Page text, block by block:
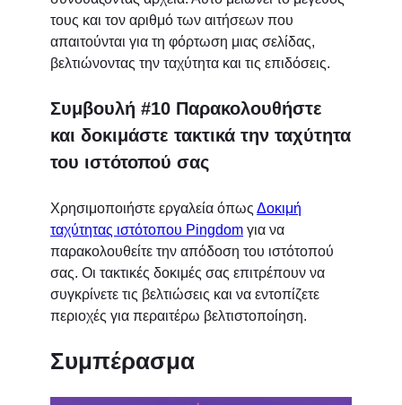
τους και τον αριθμό των αιτήσεων που
απαιτούνται για τη φόρτωση μιας σελίδας,
βελτιώνοντας την ταχύτητα και τις επιδόσεις.
Συμβουλή #10 Παρακολουθήστε
και δοκιμάστε τακτικά την ταχύτητα
του ιστότοπού σας
Χρησιμοποιήστε εργαλεία όπως Δοκιμή
ταχύτητας ιστότοπου Pingdom για να
παρακολουθείτε την απόδοση του ιστότοπού
σας. Οι τακτικές δοκιμές σας επιτρέπουν να
συγκρίνετε τις βελτιώσεις και να εντοπίζετε
περιοχές για περαιτέρω βελτιστοποίηση.
Συμπέρασμα